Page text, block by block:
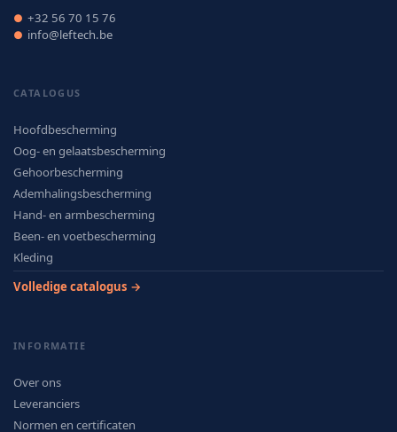
● +32 56 70 15 76
● info@leftech.be
CATALOGUS
Hoofdbescherming
Oog- en gelaatsbescherming
Gehoorbescherming
Ademhalingsbescherming
Hand- en armbescherming
Been- en voetbescherming
Kleding
Volledige catalogus →
INFORMATIE
Over ons
Leveranciers
Normen en certificaten